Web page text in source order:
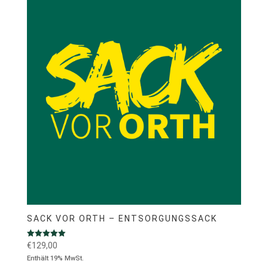
SACK VOR ORTH – ENTSORGUNGSSACK
Bewertet mit
5.00
von 5
€129,00
Enthält 19% MwSt.